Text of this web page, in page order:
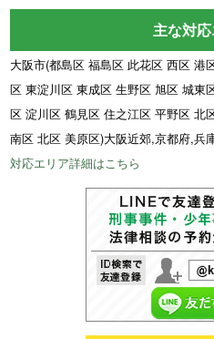
主な対
大阪市(都島区 福島区 此花区 西区 港
区 東淀川区 東成区 生野区 旭区 城東
区 淀川区 鶴見区 住之江区 平野区 北
南区 北区 美原区)大阪近郊,京都府,兵
対応エリア詳細はこちら